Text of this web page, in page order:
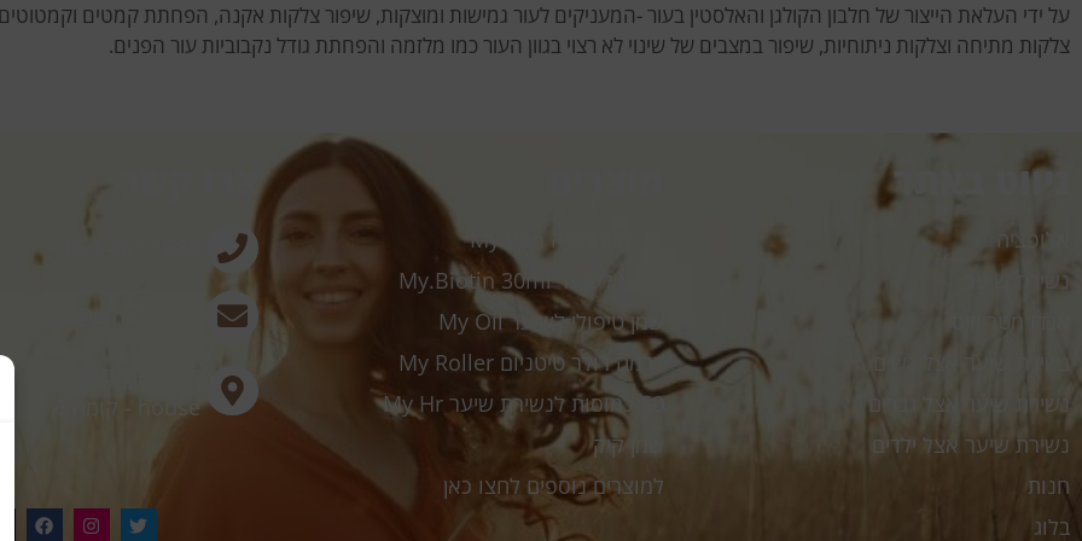
על ידי העלאת הייצור של חלבון הקולגן והאלסטין בעור -המעניקים לעור גמישות ומוצקות, שיפור צלקות אקנה, הפחתת קמטים
צלקות מתיחה וצלקות ניתוחיות, שיפור במצבים של שינוי לא רצוי בגוון העור כמו מלזמה והפחתת גודל נקבוביות עור הפנים.
ניווט באתר
אלופציה
נשירת שיער
אנדו מטריוזיס
נשירת שיער אצל נשים
נשירת שיער אצל גברים
נשירת שיער אצל ילדים
חנות
בלוג
עט מזותרפיה My Pen
ביוטין לשיער My.Biotin 30ml
שמן טיפולי לשיער My Oil
דרמה רולר טיטניום My Roller
60 כמוסות לנשירת שיער My Hr
שמן קיק
למוצרים נוספים לחצו כאן
house - קומה 6